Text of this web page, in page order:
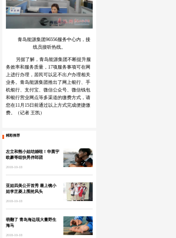
青岛能源集团96556服务中心内，接
线员接听热线。
另据了解，青岛能源集团不断提升服
务效率和服务质量，17项服务事项可在网
上进行办理，居民可以足不出户办理相关
业务。青岛能源集团推出了网上银行、手
机银行、支付宝、微信公众号、微信钱包
和银行营业网点等多渠道的缴费方式，请
您在11月15日前通过以上方式完成便捷缴
费。（记者 王凯）
精彩推荐
左立和熊小姐结婚啦！华晨宇
欧豪等组快男伴郎团
2018-10-18
亚姐四美公开首秀 最上镜小
姐李芷菱上围抢风头
2018-10-18
萌翻了 青岛海边现大量野生
海马
2018-10-18